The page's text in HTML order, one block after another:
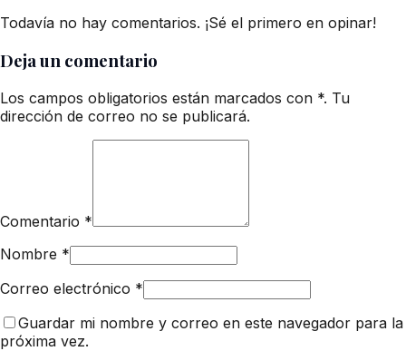
Todavía no hay comentarios. ¡Sé el primero en opinar!
Deja un comentario
Los campos obligatorios están marcados con *. Tu
dirección de correo no se publicará.
Comentario *
Nombre *
Correo electrónico *
Guardar mi nombre y correo en este navegador para la
próxima vez.